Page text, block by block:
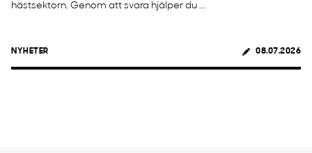
hästsektorn. Genom att svara hjälper du ...
NYHETER 08.07.2026